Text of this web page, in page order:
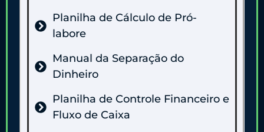
Planilha de Cálculo de Pró-
labore
Manual da Separação do
Dinheiro
Planilha de Controle Financeiro e
Fluxo de Caixa